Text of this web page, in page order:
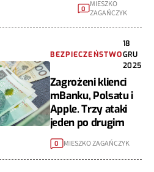
0 MIESZKO
ZAGAŃCZYK
BEZPIECZEŃSTWO
18
GRU
2025
Zagrożeni klienci
mBanku, Polsatu i
Apple. Trzy ataki
jeden po drugim
0 MIESZKO ZAGAŃCZYK